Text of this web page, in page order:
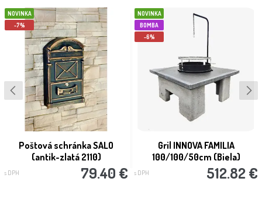
NOVINKA
-7%
Poštová schránka SALO
(antik-zlatá 2110)
s DPH 79.40 €
NOVINKA
BOMBA
-6%
Gril INNOVA FAMILIA
100/100/50cm (Biela)
s DPH 512.82 €